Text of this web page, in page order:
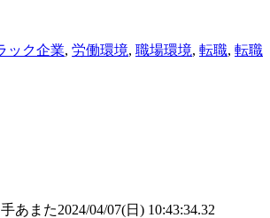
ック企業, 労働環境, 職場環境, 転職, 転職
あまた2024/04/07(日) 10:43:34.32